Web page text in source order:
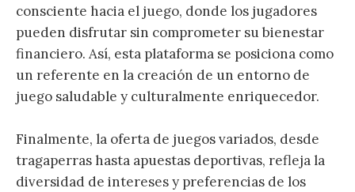
consciente hacia el juego, donde los jugadores
pueden disfrutar sin comprometer su bienestar
financiero. Así, esta plataforma se posiciona como
un referente en la creación de un entorno de
juego saludable y culturalmente enriquecedor.
Finalmente, la oferta de juegos variados, desde
tragaperras hasta apuestas deportivas, refleja la
diversidad de intereses y preferencias de los